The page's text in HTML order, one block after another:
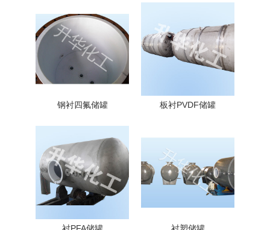
钢衬四氟储罐 板衬PVDF储罐